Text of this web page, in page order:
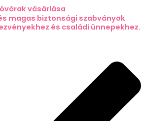
vásárlása
magas biztonsági szabványok
és családi ünnepekhez.